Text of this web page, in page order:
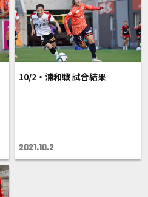
10/2・浦和戦 試合結果
2021.10.2